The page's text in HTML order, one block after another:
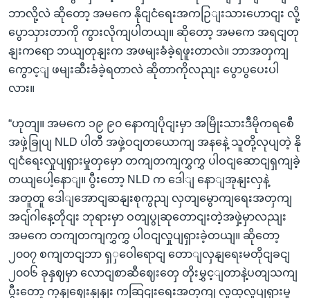
ဘာလို့လဲ ဆိုတော့ အမကေ နိုငျငံရေးအကဉြျးသားဟောငျး လို့
ပွောသှားတာကို ကွားလိုကျပါတယျ။ ဆိုတော့ အမကေ အရငျတု
နျးကရော ဘယျတုနျးက အဖမျးခံခဲ့ရဖူးတာလဲ။ ဘာအတှကျ
ကွောင့ျ ဖမျးဆီးခံခဲ့ရတာလဲ ဆိုတာကိုလညျး ပွောပွပေးပါ
လား။
“ဟုတျ။ အမကေ ၁၉ ၉၀ နောကျပိုငျးမှာ အမြိုးသားဒီမိုကရစေီ
အဖှဲ့ခြုပျ NLD ပါတီ အဖှဲ့ဝငျတယောကျ အနနေဲ့ သူတို့လုပျတဲ့ နို
ငျငံရေးလှုပျရှားမှုတှမှော တကျတကျကွှကွှ ပါဝငျဆောငျရှကျခဲ့
တယျပေါ့နောျ။ ပွီးတော့ NLD က ဒေါျ နောျအုနျးလှနဲ့
အတူတူ ဒေါျအောငျဆနျးစုကွညျ လှတျမွောကျရေးအတှကျ
အငျ်ဂါနေ့တိုငျး ဘုရားမှာ ဝတျပွုဆုတောငျးတဲ့အဖှဲ့မှာလညျး
အမကေ တကျတကျကွှကွှ ပါဝငျလှုပျရှားခဲ့တယျ။ ဆိုတော့
၂၀၀၇ စကျတငျဘာ ရှှဝေါရောငျ တောျလှနျရေးမတိုငျခငျ
၂၀၀၆ ခုနှဈမှာ လောငျစာဆီဈေးတှေ တိုးမွှင့ျတာနဲ့ပတျသကျ
ပွီးတော့ ကုနျဈေးနှုနျး ကဆြငျးရေးအတှကျ လူထုလှုပျရှားမှု